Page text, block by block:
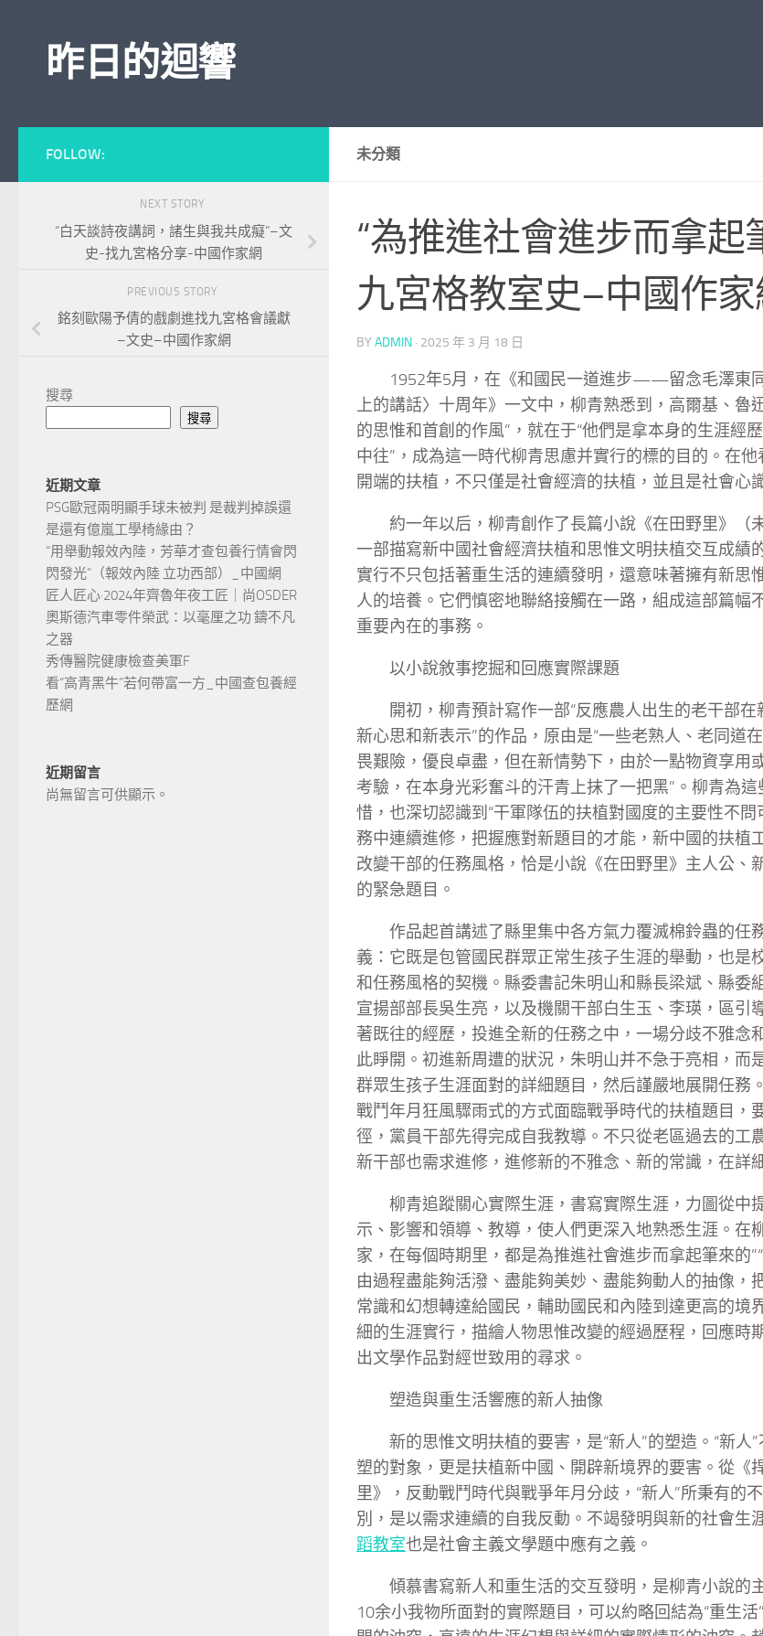
昨日的迴響
未分類
“為推進社會進步而拿起
九宮格教室史–中國作家
BY ADMIN · 2025 年 3 月 18 日
1952年5月，在《和國民一道進步——留念毛澤東
上的講話〉十周年》一文中，柳青熟悉到，高爾基、魯
的思惟和首創的作風”，就在于“他們是拿本身的生涯經
中往”，成為這一時代柳青思慮并實行的標的目的。在
開端的扶植，不只僅是社會經濟的扶植，並且是社會心
約一年以后，柳青創作了長篇小說《在田野里》（
一部描寫新中國社會經濟扶植和思惟文明扶植交互成績
實行不只包括著重生活的連續發明，還意味著擁有新思
人的培養。它們慎密地聯絡接觸在一路，組成這部篇幅
重要內在的事務。
以小說敘事挖掘和回應實際課題
開初，柳青預計寫作一部“反應農人出生的老干部在
新心思和新表示”的作品，原由是“一些老熟人、老同道
畏艱險，優良卓盡，但在新情勢下，由於一點物資享用
考驗，在本身光彩奮斗的汗青上抹了一把黑”。柳青為
惜，也深切認識到“干軍隊伍的扶植對國度的主要性不
務中連續進修，把握應對新題目的才能，新中國的扶植
改變干部的任務風格，恰是小說《在田野里》主人公、
的緊急題目。
作品起首講述了縣里集中各方氣力覆滅棉鈴蟲的任
義：它既是包管國民群眾正常生孩子生涯的舉動，也是
和任務風格的契機。縣委書記朱明山和縣長梁斌、縣委
宣揚部部長吳生亮，以及機關干部白生玉、李瑛，區引
著既往的經歷，投進全新的任務之中，一場分歧不雅念
此睜開。初進新周遭的狀況，朱明山并不急于亮相，而
群眾生孩子生涯面對的詳細題目，然后謹嚴地展開任務
戰鬥年月狂風驟雨式的方式面臨戰爭時代的扶植題目，
徑，黨員干部先得完成自我教導。不只從老區過去的工
新干部也需求進修，進修新的不雅念、新的常識，在詳
柳青追蹤關心實際生涯，書寫實際生涯，力圖從中
示、影響和領導、教導，使人們更深入地熟悉生涯。在
家，在每個時期里，都是為推進社會進步而拿起筆來的
由過程盡能夠活潑、盡能夠美妙、盡能夠動人的抽像，
常識和幻想轉達給國民，輔助國民和內陸到達更高的境
細的生涯實行，描繪人物思惟改變的經過歷程，回應時
出文學作品對經世致用的尋求。
塑造與重生活響應的新人抽像
新的思惟文明扶植的要害，是“新人”的塑造。“新人
塑的對象，更是扶植新中國、開辟新境界的要害。從《
里》，反動戰鬥時代與戰爭年月分歧，“新人”所秉有的
別，是以需求連續的自我反動。不竭發明與新的社會生
蹈教室也是社會主義文學題中應有之義。
傾慕書寫新人和重生活的交互發明，是柳青小說的
10余小我物所面對的實際題目，可以約略回結為“重生活
FOLLOW:
NEXT STORY
“白天談詩夜講詞，諸生與我共成癡”–文
史-找九宮格分享-中國作家網
PREVIOUS STORY
銘刻歐陽予倩的戲劇進找九宮格會議獻
–文史–中國作家網
搜尋
搜尋
近期文章
PSG歐冠兩明顯手球未被判 是裁判掉誤還
是還有億嵐工學椅緣由？
“用舉動報效內陸，芳華才查包養行情會閃
閃發光”（報效內陸 立功西部）_中國網
匠人匠心·2024年齊魯年夜工匠｜尚OSDER
奧斯德汽車零件榮武：以毫厘之功 鑄不凡
之器
秀傳醫院健康檢查美軍F
看“高青黑牛”若何帶富一方_中國查包養經
歷網
近期留言
尚無留言可供顯示。